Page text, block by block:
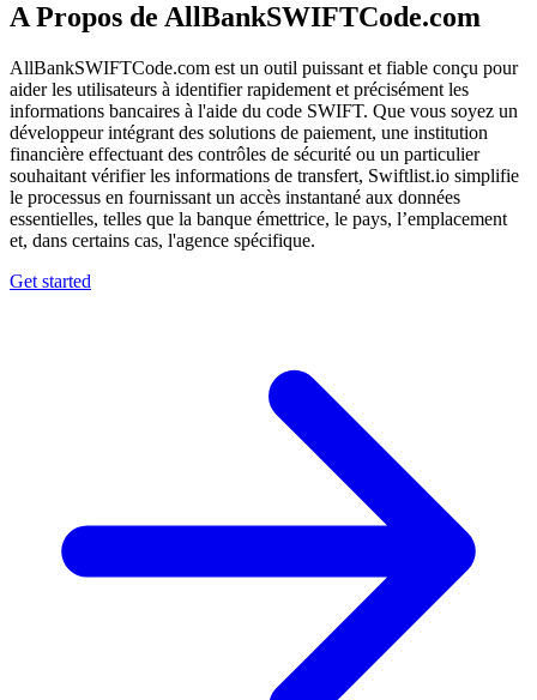
A Propos de AllBankSWIFTCode.com
AllBankSWIFTCode.com est un outil puissant et fiable conçu pour
aider les utilisateurs à identifier rapidement et précisément les
informations bancaires à l'aide du code SWIFT. Que vous soyez un
développeur intégrant des solutions de paiement, une institution
financière effectuant des contrôles de sécurité ou un particulier
souhaitant vérifier les informations de transfert, Swiftlist.io simplifie
le processus en fournissant un accès instantané aux données
essentielles, telles que la banque émettrice, le pays, l’emplacement
et, dans certains cas, l'agence spécifique.
Get started